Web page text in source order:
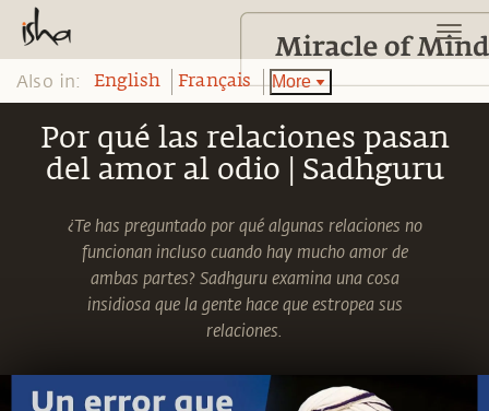
Also in: English Français More
Por qué las relaciones pasan
del amor al odio | Sadhguru
¿Te has preguntado por qué algunas relaciones no
funcionan incluso cuando hay mucho amor de
ambas partes? Sadhguru examina una cosa
insidiosa que la gente hace que estropea sus
relaciones.